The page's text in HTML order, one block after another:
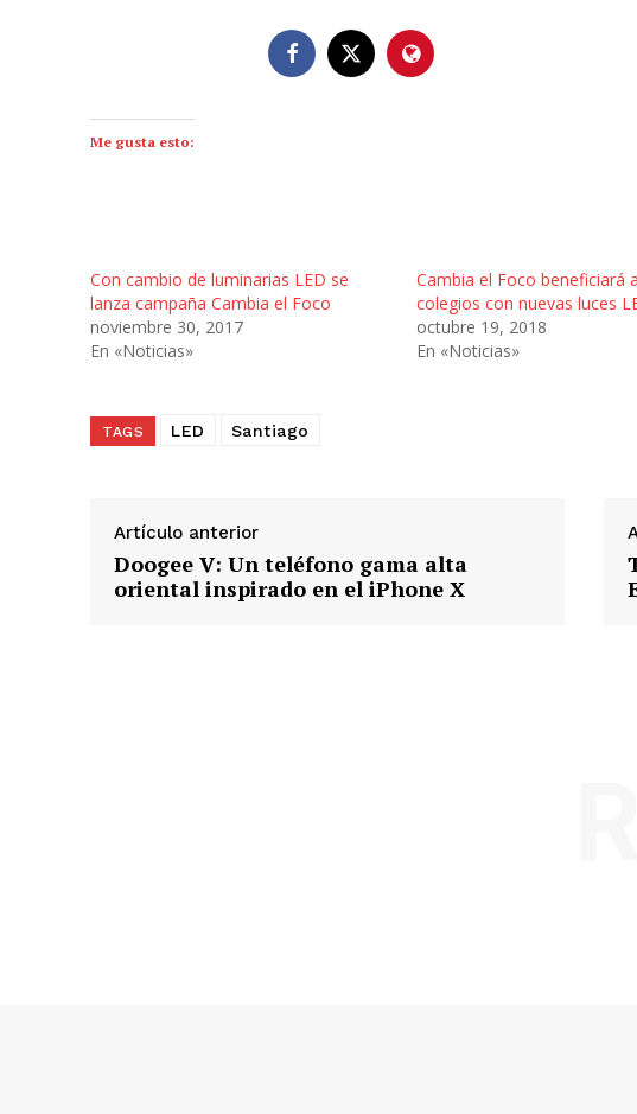
Me gusta esto:
Con cambio de luminarias LED se
lanza campaña Cambia el Foco
noviembre 30, 2017
En «Noticias»
Cambia el Foco beneficiará
colegios con nuevas luces
octubre 19, 2018
En «Noticias»
TAGS LED Santiago
Artículo anterior
Doogee V: Un teléfono gama alta
oriental inspirado en el iPhone X